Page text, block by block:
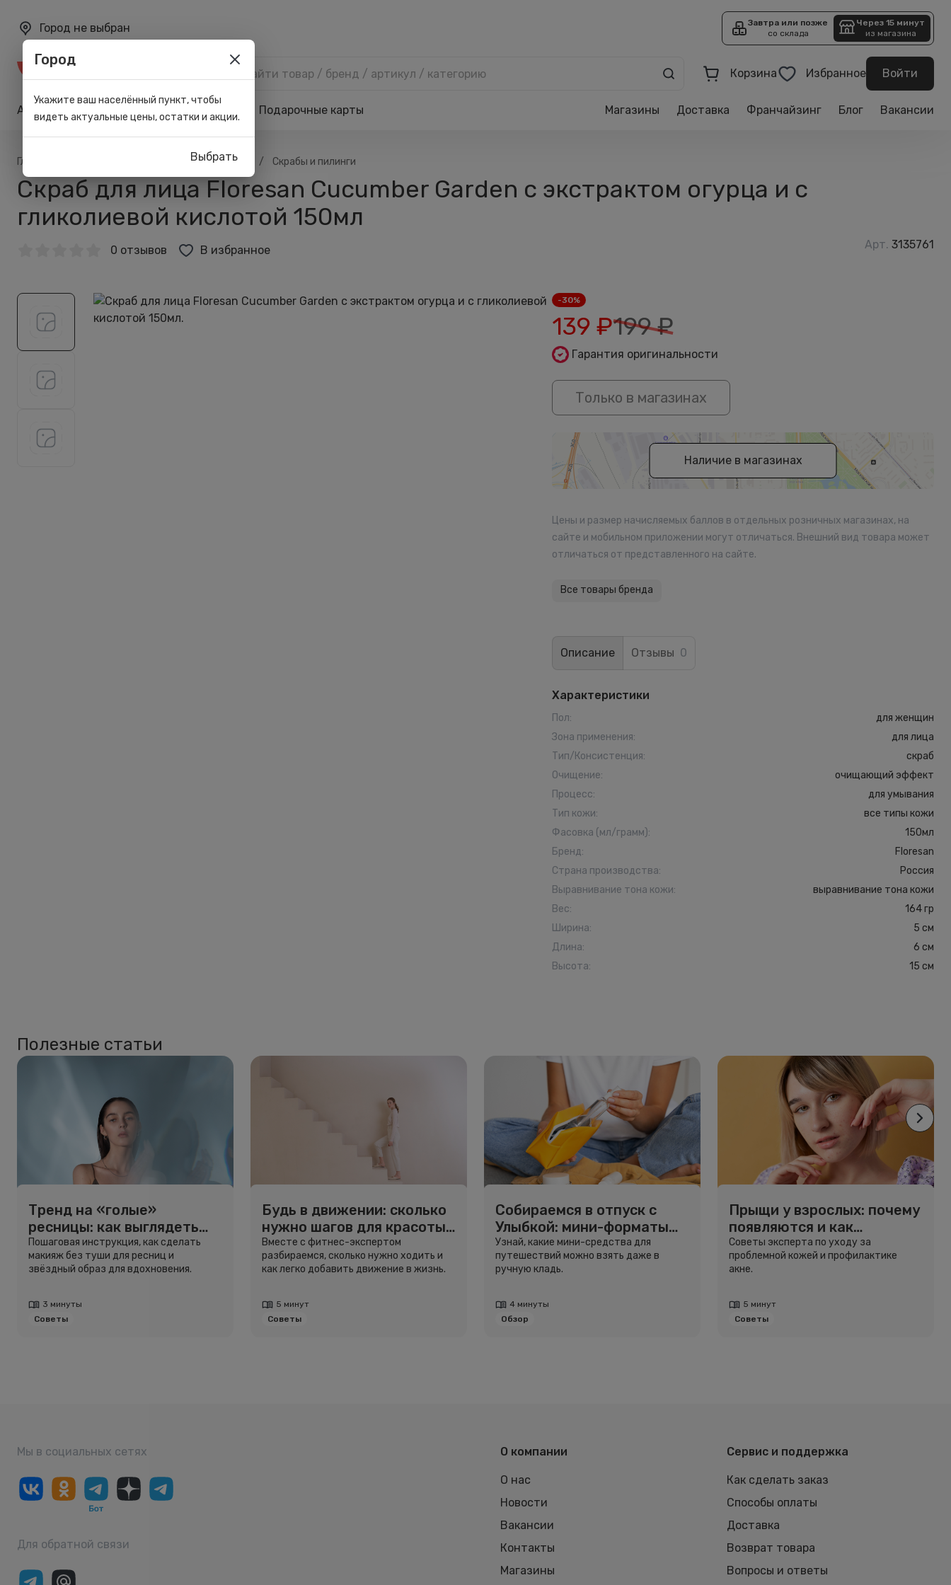
Город не выбран
Завтра или позже
со склада
Через 15 минут
из магазина
Корзина Избранное Войти
Акции Карта лояльности Подарочные карты Магазины Доставка Франчайзинг Блог Вакансии
Главная Для умывания / Скрабы и пилинги
Скраб для лица Floresan Cucumber Garden с экстрактом огурца и с
гликолиевой кислотой 150мл
0 отзывов В избранное Арт. 3135761
-30%
139 ₽199₽
Гарантия оригинальности
Только в магазинах
Наличие в магазинах
Цены и размер начисляемых баллов в отдельных розничных магазинах, на
сайте и мобильном приложении могут отличаться. Внешний вид товара может
отличаться от представленного на сайте.
Все товары бренда
Описание Отзывы 0
Характеристики
Пол:
для женщин
Зона применения:
для лица
Тип/Консистенция:
скраб
Очищение:
очищающий эффект
Процесс:
для умывания
Тип кожи:
все типы кожи
Фасовка (мл/грамм):
150мл
Бренд:
Floresan
Страна производства:
Россия
Выравнивание тона кожи:
выравнивание тона кожи
Вес:
164 гр
Ширина:
5 см
Длина:
6 см
Высота: 15 см
Полезные статьи
Тренд на «голые»
ресницы: как выглядеть
свежо, не используя тушь
Пошаговая инструкция, как сделать
макияж без туши для ресниц и
звёздный образ для вдохновения.
3 минуты
Советы
Будь в движении: сколько
нужно шагов для красоты
и здоровья
Вместе с фитнес-экспертом
разбираемся, сколько нужно ходить и
как легко добавить движение в жизнь.
5 минут
Советы
Собираемся в отпуск с
Улыбкой: мини-форматы
для путешествий
Узнай, какие мини-средства для
путешествий можно взять даже в
ручную кладь.
4 минуты
Обзор
Прыщи у взрослых: почему
появляются и как
избавиться
Советы эксперта по уходу за
проблемной кожей и профилактике
акне.
5 минут
Советы
Мы в социальных сетях
Для обратной связи
О компании
О нас
Новости
Вакансии
Контакты
Магазины
Сервис и поддержка
Как сделать заказ
Способы оплаты
Доставка
Возврат товара
Вопросы и ответы
Город
Укажите ваш населённый пункт, чтобы
видеть актуальные цены, остатки и акции.
Выбрать